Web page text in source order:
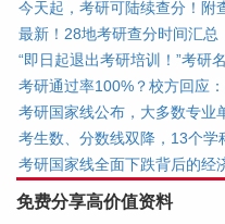
今天起，考研可陆续查分！附
最新！28地考研查分时间汇总
“即日起退出考研培训！”考研
考研通过率100%？校方回应
考研国家线公布，大多数专业
考生数、分数线双降，13个学
考研国家线全面下跌背后的经
免费分享高价值资料